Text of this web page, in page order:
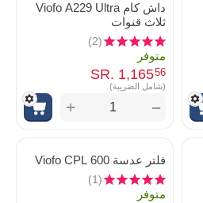
داش كام Viofo A229 Ultra
ثلاث قنوات
(2)
متوفر
SR. 1,16556
(شامل الضريبة)
+ −
فلتر عدسة Viofo CPL 600
(1)
متوفر